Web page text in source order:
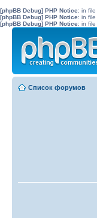
[phpBB Debug] PHP Notice: in file
[phpBB Debug] PHP Notice: in file
[phpBB Debug] PHP Notice: in file
Список форумов